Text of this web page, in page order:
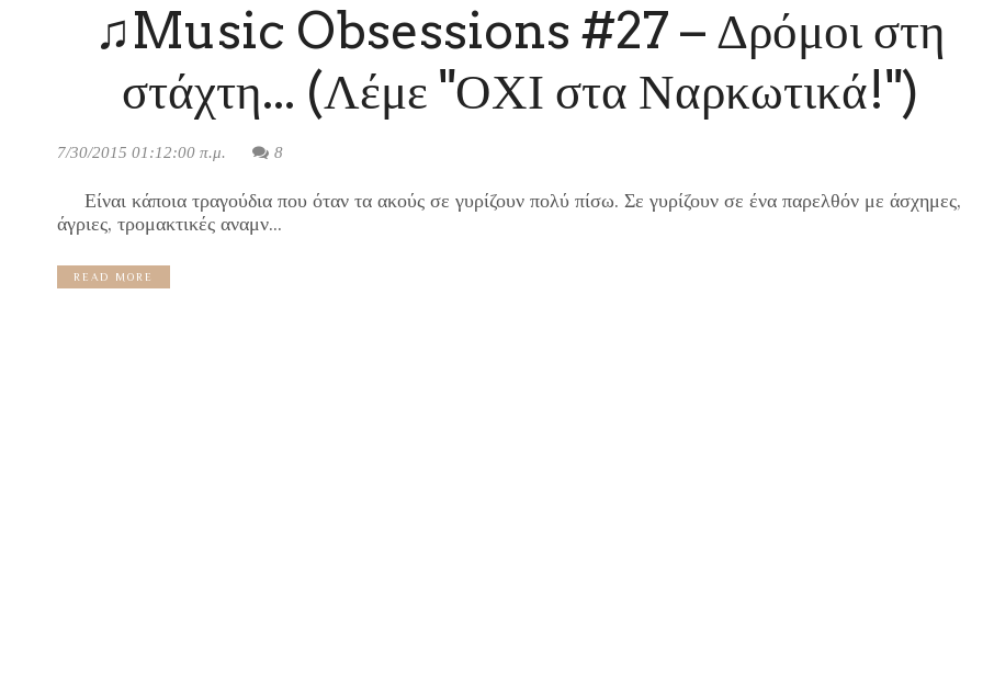
♫Music Obsessions #27 – Δρόμοι στη
στάχτη... (Λέμε "ΟΧΙ στα Ναρκωτικά!")
7/30/2015 01:12:00 π.μ. 8
Είναι κάποια τραγούδια που όταν τα ακούς σε γυρίζουν πολύ πίσω. Σε γυρίζουν σε ένα παρελθόν με άσχημες,
άγριες, τρομακτικές αναμν...
READ MORE